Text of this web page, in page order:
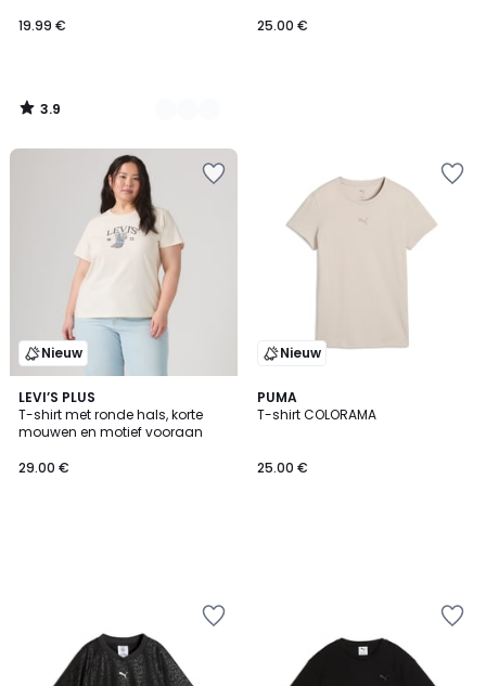
19.99 €
3.9
/
25.00 €
Nieuw
LEVI’S PLUS
T-shirt met ronde hals, korte
mouwen en motief vooraan
29.00 €
Nieuw
PUMA
T-shirt COLORAMA
25.00 €